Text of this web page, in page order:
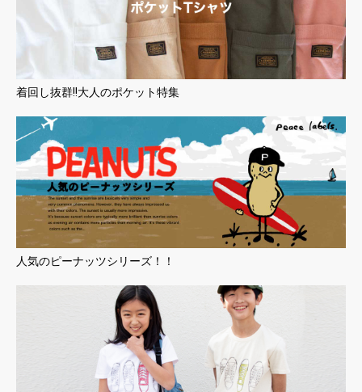
着回し抜群!!大人のポケット特集
人気のピーナッツシリーズ！！